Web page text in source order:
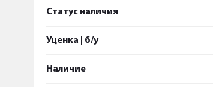
Статус наличия
Уценка | б/у
Наличие